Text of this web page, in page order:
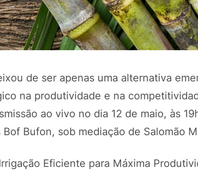
de ser apenas uma alternativa
na produtividade e na
ao vivo no dia 12 de maio, às
Bufon, sob mediação de Salomão
Eficiente para Máxima